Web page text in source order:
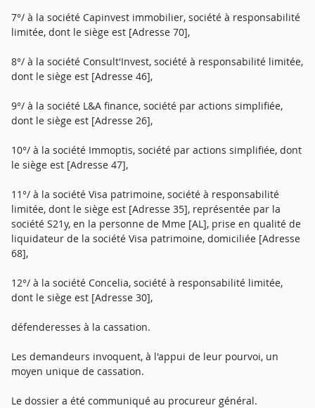
7°/ à la société Capinvest immobilier, société à responsabilité
limitée, dont le siège est [Adresse 70],
8°/ à la société Consult'Invest, société à responsabilité limitée,
dont le siège est [Adresse 46],
9°/ à la société L&A finance, société par actions simplifiée,
dont le siège est [Adresse 26],
10°/ à la société Immoptis, société par actions simplifiée, dont
le siège est [Adresse 47],
11°/ à la société Visa patrimoine, société à responsabilité
limitée, dont le siège est [Adresse 35], représentée par la
société S21y, en la personne de Mme [AL], prise en qualité de
liquidateur de la société Visa patrimoine, domiciliée [Adresse
68],
12°/ à la société Concelia, société à responsabilité limitée,
dont le siège est [Adresse 30],
défenderesses à la cassation.
Les demandeurs invoquent, à l'appui de leur pourvoi, un
moyen unique de cassation.
Le dossier a été communiqué au procureur général.